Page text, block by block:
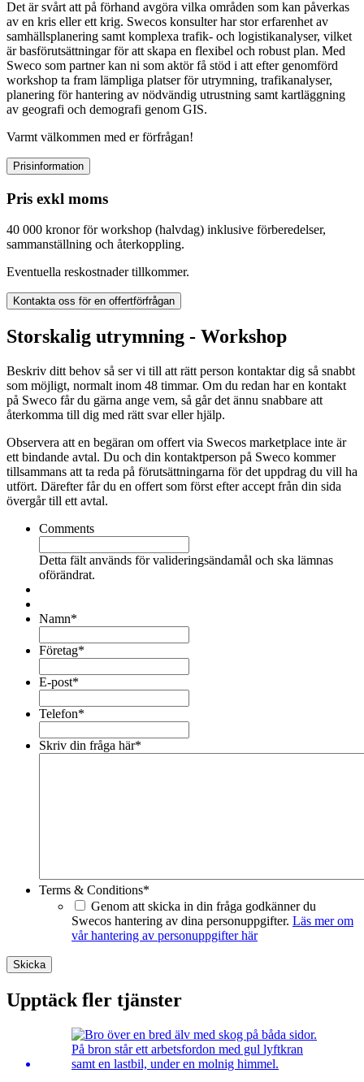
Det är svårt att på förhand avgöra vilka områden som kan påverkas
av en kris eller ett krig. Swecos konsulter har stor erfarenhet av
samhällsplanering samt komplexa trafik- och logistikanalyser, vilket
är basförutsättningar för att skapa en flexibel och robust plan. Med
Sweco som partner kan ni som aktör få stöd i att efter genomförd
workshop ta fram lämpliga platser för utrymning, trafikanalyser,
planering för hantering av nödvändig utrustning samt kartläggning
av geografi och demografi genom GIS.
Varmt välkommen med er förfrågan!
Prisinformation
Pris exkl moms
40 000 kronor för workshop (halvdag) inklusive förberedelser,
sammanställning och återkoppling.
Eventuella reskostnader tillkommer.
Kontakta oss för en offertförfrågan
Storskalig utrymning - Workshop
Beskriv ditt behov så ser vi till att rätt person kontaktar dig så snabbt
som möjligt, normalt inom 48 timmar. Om du redan har en kontakt
på Sweco får du gärna ange vem, så går det ännu snabbare att
återkomma till dig med rätt svar eller hjälp.
Observera att en begäran om offert via Swecos marketplace inte är
ett bindande avtal. Du och din kontaktperson på Sweco kommer
tillsammans att ta reda på förutsättningarna för det uppdrag du vill ha
utfört. Därefter får du en offert som först efter accept från din sida
övergår till ett avtal.
Comments
Detta fält används för valideringsändamål och ska lämnas
oförändrat.
Namn*
Företag*
E-post*
Telefon*
Skriv din fråga här*
Terms & Conditions*
Genom att skicka in din fråga godkänner du
Swecos hantering av dina personuppgifter. Läs mer om
vår hantering av personuppgifter här
Skicka
Upptäck fler tjänster